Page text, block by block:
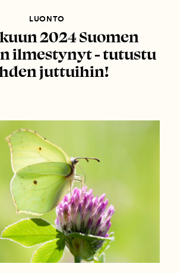
LUONTO
2024 Suomen
ilmestynyt - tutustu
juttuihin!